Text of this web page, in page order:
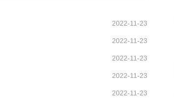
2022-11-23
2022-11-23
2022-11-23
2022-11-23
2022-11-23